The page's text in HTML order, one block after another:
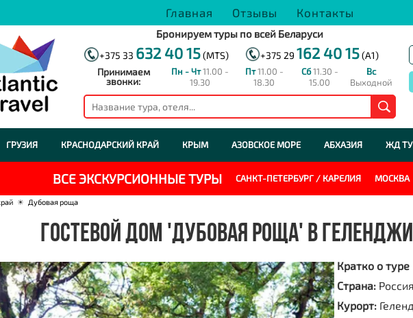
Главная Отзывы Контакты
Бронируем туры по всей Беларуси
+375 33 632 40 15(MTS) +375 29 162 40 15(A1)
Принимаем
звонки:
Пн - Чт11.00 -
19.30
Пт11.00 -
18.30
Сб11.30 -
15.00
Вс
Выходной
ГРУЗИЯ КРАСНОДАРСКИЙ КРАЙ КРЫМ АЗОВСКОЕ МОРЕ АБХАЗИЯ ЖД
ВСЕ ЭКСКУРСИОННЫЕ ТУРЫ САНКТ-ПЕТЕРБУРГ / КАРЕЛИЯ МОСКВА
☀ Дубовая роща
ГОСТЕВОЙ ДОМ 'ДУБОВАЯ РОЩА' В
Кратко о туре
Страна: Россия
Курорт: